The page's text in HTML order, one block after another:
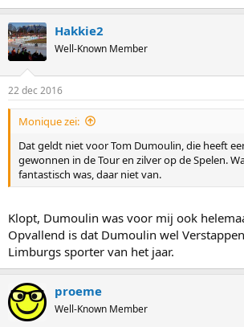
Hakkie2
Well-Known Member
22 dec 2016
Monique zei:
Dat geldt niet voor Tom Dumoulin, die heeft
gewonnen in de Tour en zilver op de Spelen.
fantastisch was, daar niet van.
Klopt, Dumoulin was voor mij ook
Opvallend is dat Dumoulin wel
Limburgs sporter van het jaar.
proeme
Well-Known Member